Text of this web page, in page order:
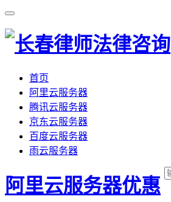
首页
阿里云服务器
腾讯云服务器
京东云服务器
百度云服务器
雨云服务器
阿里云服务器优惠